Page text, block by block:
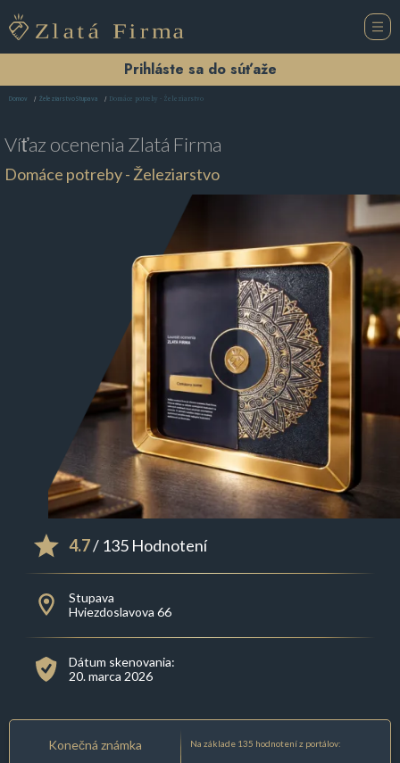
Prihláste sa do súťaže
Domov Železiarstvo Stupava Domáce potreby - Železiarstvo
Víťaz ocenenia Zlatá Firma
Domáce potreby - Železiarstvo
4.7/ 135 Hodnotení
Stupava
Hviezdoslavova 66
Dátum skenovania:
20. marca 2026
Konečná známka Na základe 135 hodnotení z portálov: